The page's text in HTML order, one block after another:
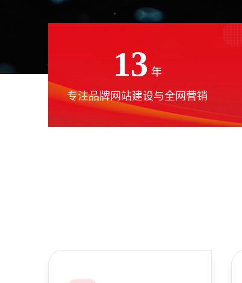
13 年
专注品牌网站建设与全网营销